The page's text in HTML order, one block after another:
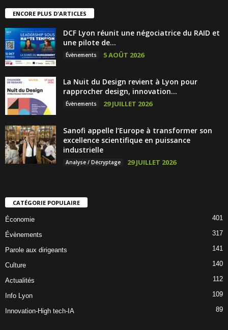
ENCORE PLUS D'ARTICLES
DCF Lyon réunit une négociatrice du RAID et
une pilote de...
Évènements 5 AOÛT 2026
La Nuit du Design revient à Lyon pour
rapprocher design, innovation...
Évènements 29 JUILLET 2026
Sanofi appelle l’Europe à transformer son
excellence scientifique en puissance
industrielle
Analyse / Décryptage 29 JUILLET 2026
CATÉGORIE POPULAIRE
Économie 401
Évènements 317
Parole aux dirigeants 141
Culture 140
Actualités 112
Info Lyon 109
Innovation-High tech-IA 89